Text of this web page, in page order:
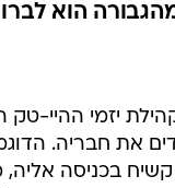
הוא
יזמי ההיי-
קשיח בכניסה